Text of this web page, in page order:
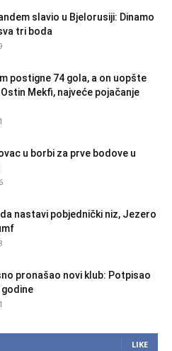
slavio u Bjelorusiji: Dinamo
tri boda
postigne 74 gola, a on uopšte
Mekfi, najveće pojačanje
u borbi za prve bodove u
nastavi pobjednički niz, Jezero
pronašao novi klub: Potpisao
LIKE